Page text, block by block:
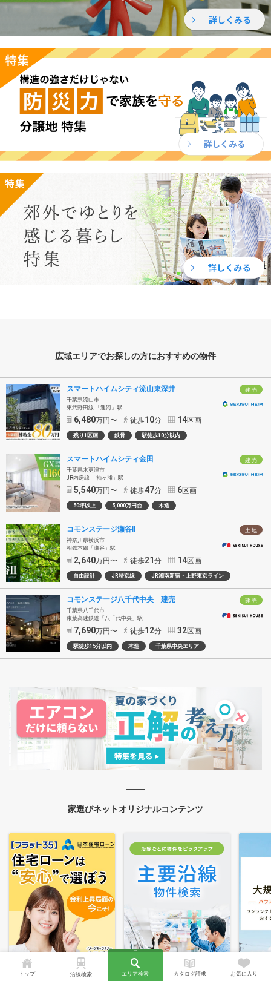
トップ 沿線検索 エリア検索 カタログ請求 お気に入り
広域エリアでお探しの方におすすめの物件
建 売
スマートハイムシティ流山東深井
千葉県流山市
東武野田線 「運河」駅
6,480万円〜 徒歩10分 14区画
残り1区画 鉄骨 駅徒歩10分以内
建 売
スマートハイムシティ金田
千葉県木更津市
JR内房線 「袖ヶ浦」駅
5,540万円〜 徒歩47分 6区画
50坪以上 5,000万円台 木造
土 地
コモンステージ瀬谷Ⅱ
神奈川県横浜市
相鉄本線「瀬谷」駅
2,640万円〜 徒歩21 分 14区画
自由設計 JR埼京線 JR湘南新宿・上野東京ライン
建 売
コモンステージ八千代中央 建売
千葉県八千代市
東葉高速鉄道「八千代中央」駅
7,690万円〜 徒歩12分 32区画
駅徒歩15分以内 木造 千葉県中央エリア
家選びネットオリジナルコンテンツ